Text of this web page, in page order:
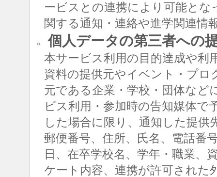
ービスとの連携により可能と
関する通知・連絡や進学関連情
○ 個人データの第三者への
本サービス利用の目的達成や利
資料の提供元やイベント・プロ
元である企業・学校・団体など
ビス利用・参加時の告知媒体で
した場合に限り、通知した提
郵便番号、住所、氏名、電話番
日、在卒学校名、学年・職業、
ケート内容、連携が許可された